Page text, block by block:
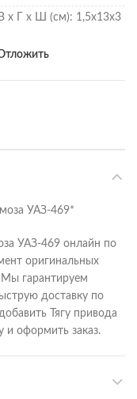
В х Г х Ш (см): 1,5х13х3
УАЗ-469*
УАЗ-469 онлайн по
оригинальных
Мы гарантируем
доставку по
Тягу привода
и оформить заказ.